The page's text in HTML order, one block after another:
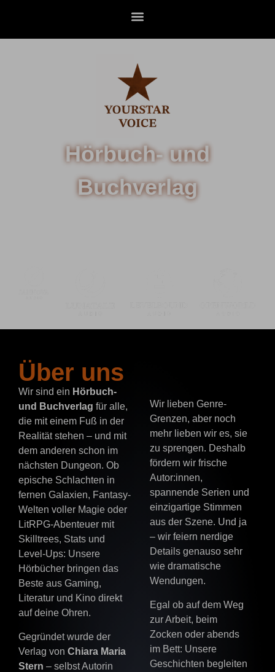
Hörbuch- und
Buchverlag
Über uns
Wir sind ein Hörbuch-
und Buchverlag für alle,
die mit einem Fuß in der
Realität stehen – und mit
dem anderen schon im
nächsten Dungeon. Ob
epische Schlachten in
fernen Galaxien, Fantasy-
Welten voller Magie oder
LitRPG-Abenteuer mit
Skilltrees, Stats und
Level-Ups: Unsere
Hörbücher bringen das
Beste aus Gaming,
Literatur und Kino direkt
auf deine Ohren.
Gegründet wurde der
Verlag von Chiara Maria
Stern – selbst Autorin
Wir lieben Genre-
Grenzen, aber noch
mehr lieben wir es, sie
zu sprengen. Deshalb
fördern wir frische
Autor:innen,
spannende Serien und
einzigartige Stimmen
aus der Szene. Und ja
– wir feiern nerdige
Details genauso sehr
wie dramatische
Wendungen.
Egal ob auf dem Weg
zur Arbeit, beim
Zocken oder abends
im Bett: Unsere
Geschichten begleiten